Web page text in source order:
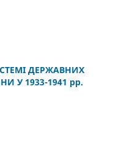
ДЕРЖАВНИХ
У 1933-1941 рр.